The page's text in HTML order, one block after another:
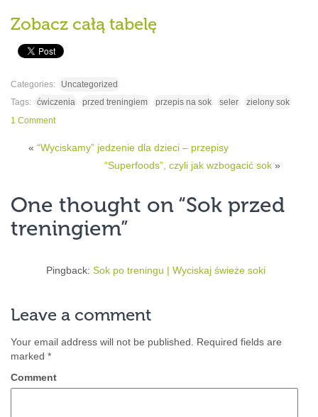
Zobacz całą tabelę
Categories:
Uncategorized
Tags: ćwiczenia przed treningiem przepis na sok seler
zielony sok
1 Comment
« “Wyciskamy” jedzenie dla dzieci – przepisy
“Superfoods”, czyli jak wzbogacić sok »
One thought on “Sok przed
treningiem”
Pingback: Sok po treningu | Wyciskaj świeże soki
Leave a comment
Your email address will not be published.
Required fields are
marked *
Comment